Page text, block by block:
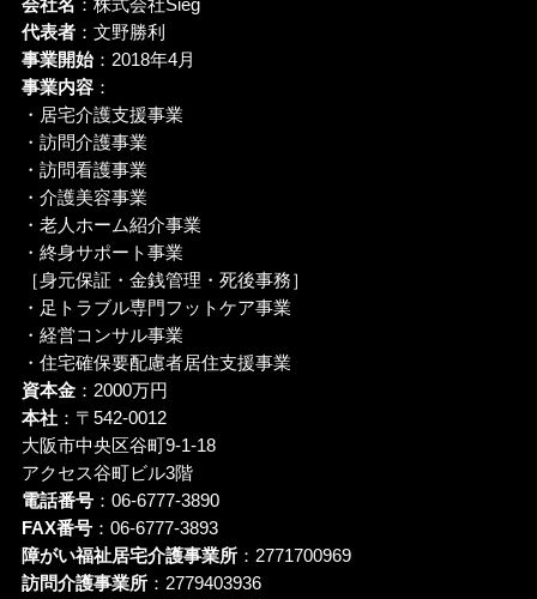
会社名 ：株式会社Sieg
代表者：文野勝利
事業開始：2018年4月
事業内容：
・居宅介護支援事業
・訪問介護事業
・訪問看護事業
・介護美容事業
・老人ホーム紹介事業
・終身サポート事業
［身元保証・金銭管理・死後事務］
・足トラブル専門フットケア事業
・経営コンサル事業
・住宅確保要配慮者居住支援事業
資本金：2000万円
本社：〒542-0012
大阪市中央区谷町9-1-18
アクセス谷町ビル3階
電話番号：06-6777-3890
FAX番号：06-6777-3893
障がい福祉居宅介護事業所：2771700969
訪問介護事業所：2779403936